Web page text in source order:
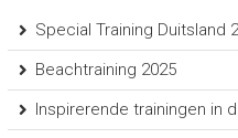
Special Training Duitsland
Beachtraining 2025
Inspirerende trainingen in